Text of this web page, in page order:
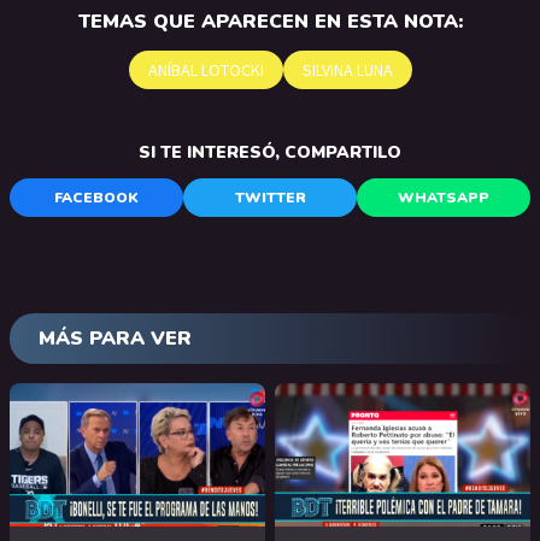
TEMAS QUE APARECEN EN ESTA NOTA:
ANÍBAL LOTOCKI SILVINA LUNA
SI TE INTERESÓ, COMPARTILO
FACEBOOK TWITTER WHATSAPP
MÁS PARA VER